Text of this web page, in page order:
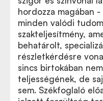
hordozza magában
minden valódi
szakteljesítmény,
behatárolt,
részletkérdésre
sincs birtokában
teljességének, de
sem. Székfoglaló